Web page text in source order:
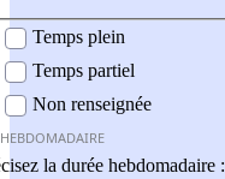
Temps plein
Temps partiel
Non renseignée
la durée hebdomadaire :